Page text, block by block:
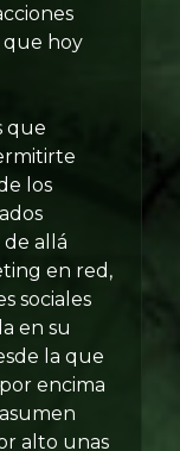
que hoy
que
los
allá
en red,
sociales
en su
la que
encima
alto unas